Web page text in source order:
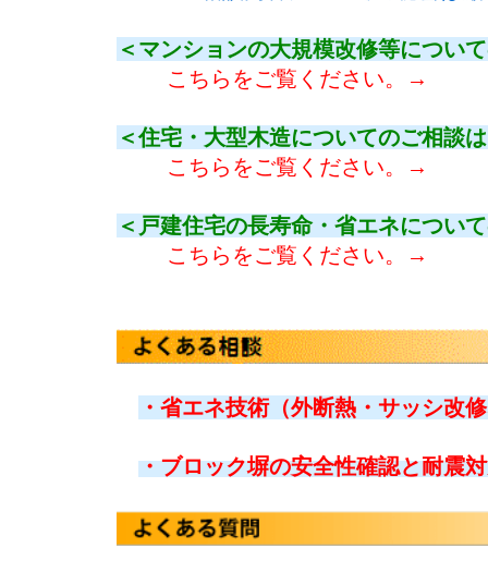
＜マンションの大規模改修等につい
こちらをご覧ください。→
＜住宅・大型木造についてのご相談
こちらをご覧ください。→
＜戸建住宅の長寿命・省エネについ
こちらをご覧ください。→
・省エネ技術（外断熱・サッシ改
・ブロック塀の安全性確認と耐震